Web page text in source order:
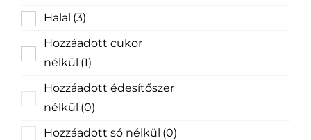
Halal (3)
Hozzáadott cukor
nélkül (1)
Hozzáadott édesítőszer
nélkül (0)
Hozzáadott só nélkül (0)